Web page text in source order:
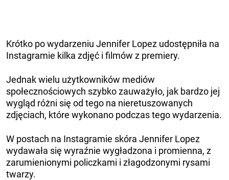
Krótko po wydarzeniu Jennifer Lopez udostępniła na
Instagramie kilka zdjęć i filmów z premiery.
Jednak wielu użytkowników mediów
społecznościowych szybko zauważyło, jak bardzo jej
wygląd różni się od tego na nieretuszowanych
zdjęciach, które wykonano podczas tego wydarzenia.
W postach na Instagramie skóra Jennifer Lopez
wydawała się wyraźnie wygładzona i promienna, z
zarumienionymi policzkami i złagodzonymi rysami
twarzy.